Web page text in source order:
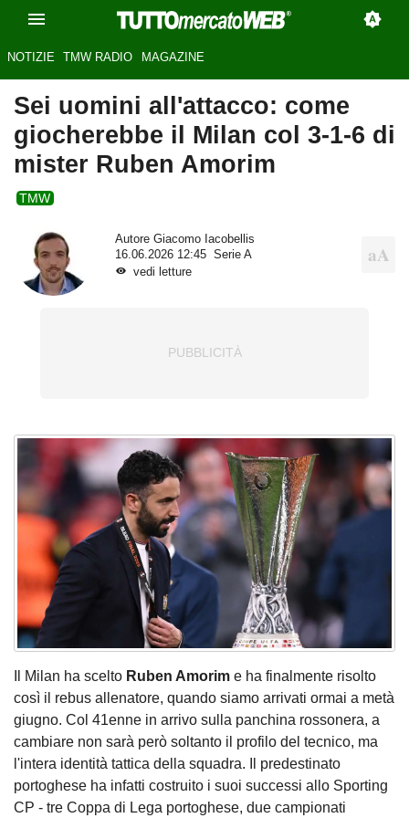
NOTIZIE TMW RADIO MAGAZINE
Sei uomini all'attacco: come
giocherebbe il Milan col 3-1-6 di
mister Ruben Amorim
TMW
Autore Giacomo Iacobellis
16.06.2026 12:45
Serie A
vedi letture
Il Milan ha scelto Ruben Amorim e ha finalmente risolto
così il rebus allenatore, quando siamo arrivati ormai a metà
giugno. Col 41enne in arrivo sulla panchina rossonera, a
cambiare non sarà però soltanto il profilo del tecnico, ma
l'intera identità tattica della squadra. Il predestinato
portoghese ha infatti costruito i suoi successi allo Sporting
CP - tre Coppa di Lega portoghese, due campionati